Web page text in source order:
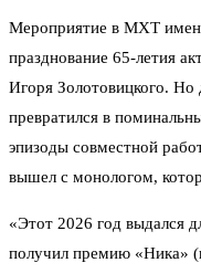
Мероприятие в МХТ
празднование 65‑летия
Игоря Золотовицкого.
превратился в
эпизоды совместной
вышел с монологом,
«Этот 2026 год выдался
получил премию «Ника»